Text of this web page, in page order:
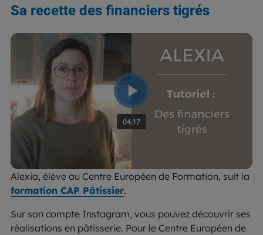
Sa recette des financiers tigrés
Alexia, élève au Centre Européen de Formation, suit la
formation CAP Pâtissier.
Sur son compte Instagram, vous pouvez découvrir ses
réalisations en pâtisserie. Pour le Centre Européen de